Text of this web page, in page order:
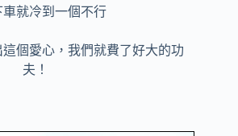
車就冷到一個不行
個愛心，我們就費了好大的功
夫！